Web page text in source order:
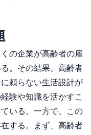
の企業が高齢者の雇
。その結果、高齢者
頼らない生活設計が
験や知識を活かすこ
いる。一方で、この
する。まず、高齢者